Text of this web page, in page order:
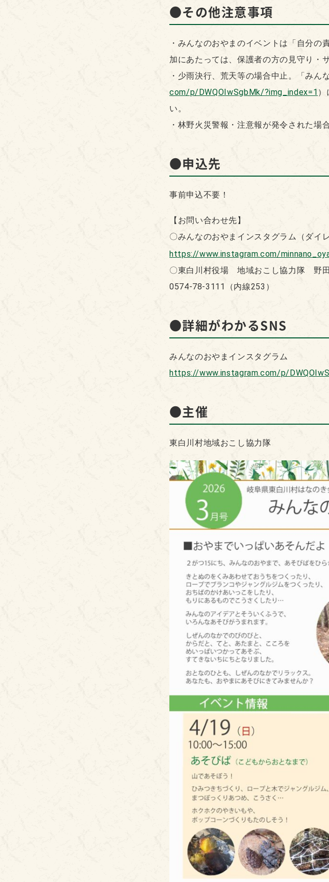
●その他注意事項
・みんなのおやまのイベントは「自分の
加にあたっては、保護者の方の見守り・
・少雨決行、荒天等の場合中止。「みん
com/p/DWQOIwSgbMk/?img_index=1 ）
い。
・林野火災警報・注意報が発令された場
●申込先
事前申込不要！
【お問い合わせ先】
〇みんなのおやまインスタグラム（ダイ
https://www.instagram.com/
〇東白川村役場 地域おこし協力隊 野
0574-78-3111（内線253）
●詳細がわかるSNS
みんなのおやまインスタグラム
https://www.instagram.com/p/
●主催
東白川村地域おこし協力隊